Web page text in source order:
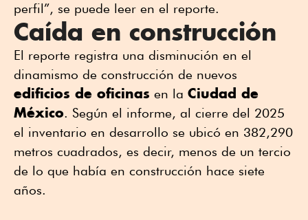
perfil”, se puede leer en el reporte.
Caída en construcción
El reporte registra una disminución en el
dinamismo de construcción de nuevos
edificios de oficinas en la Ciudad de
México. Según el informe, al cierre del 2025
el inventario en desarrollo se ubicó en 382,290
metros cuadrados, es decir, menos de un tercio
de lo que había en construcción hace siete
años.